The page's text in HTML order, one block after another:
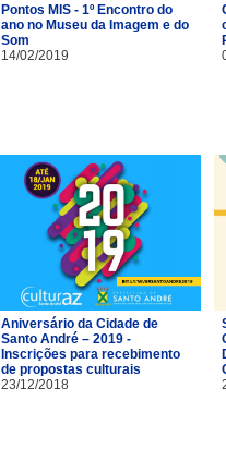
Pontos MIS - 1º Encontro do
ano no Museu da Imagem e do
Som
14/02/2019
Aniversário da Cidade de
Santo André – 2019 -
Inscrições para recebimento
de propostas culturais
23/12/2018